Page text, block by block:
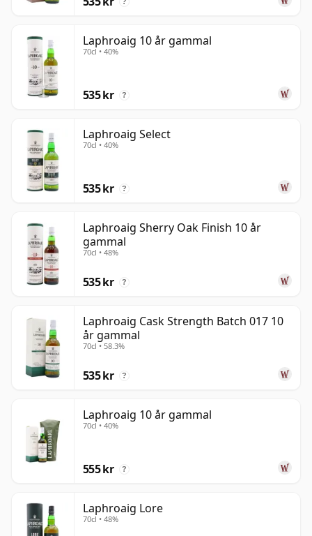
Laphroaig 10 år gammal
70cl • 40%
535 kr ?
Laphroaig Select
70cl • 40%
535 kr ?
Laphroaig Sherry Oak Finish 10 år
gammal
70cl • 48%
535 kr ?
Laphroaig Cask Strength Batch 017 10
år gammal
70cl • 58.3%
535 kr ?
Laphroaig 10 år gammal
70cl • 40%
555 kr ?
Laphroaig Lore
70cl • 48%